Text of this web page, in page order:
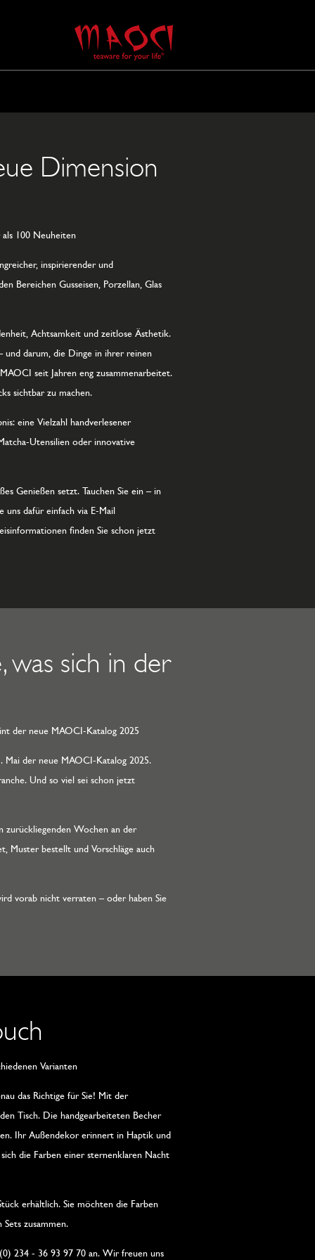
Dimension
100 Neuheiten
inspirierender und
Bereichen Gusseisen, Porzellan, Glas
Achtsamkeit und zeitlose Ästhetik.
und darum, die Dinge in ihrer reinen
seit Jahren eng zusammenarbeitet.
sichtbar zu machen.
eine Vielzahl handverlesener
Utensilien oder innovative
Genießen setzt. Tauchen Sie ein – in
dafür einfach via E-Mail
finden Sie schon jetzt
was sich in der
der neue MAOCI-Katalog 2025
Mai der neue MAOCI-Katalog 2025.
Und so viel sei schon jetzt
zurückliegenden Wochen an der
Muster bestellt und Vorschläge auch
vorab nicht verraten – oder haben Sie
Varianten
das Richtige für Sie! Mit der
Tisch. Die handgearbeiteten Becher
Ihr Außendekor erinnert in Haptik und
die Farben einer sternenklaren Nacht
erhältlich. Sie möchten die Farben
zusammen.
234 - 36 93 97 70 an. Wir freuen uns